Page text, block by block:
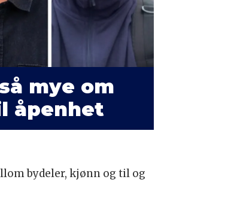
mye om
åpenhet
bydeler, kjønn og til og